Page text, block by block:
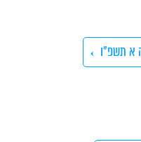
א תשפ"ו